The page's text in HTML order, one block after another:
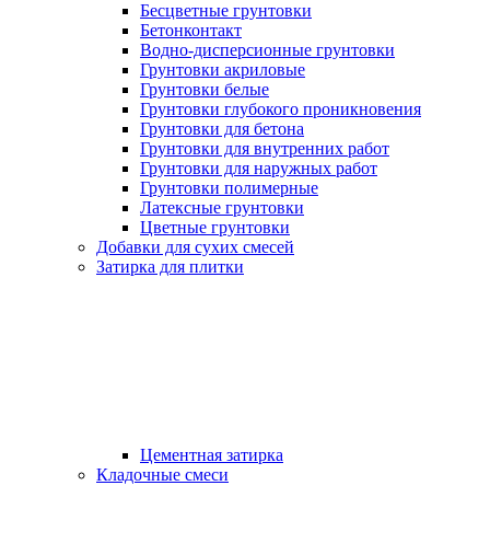
Бесцветные грунтовки
Бетонконтакт
Водно-дисперсионные грунтовки
Грунтовки акриловые
Грунтовки белые
Грунтовки глубокого проникновения
Грунтовки для бетона
Грунтовки для внутренних работ
Грунтовки для наружных работ
Грунтовки полимерные
Латексные грунтовки
Цветные грунтовки
Добавки для сухих смесей
Затирка для плитки
Цементная затирка
Кладочные смеси